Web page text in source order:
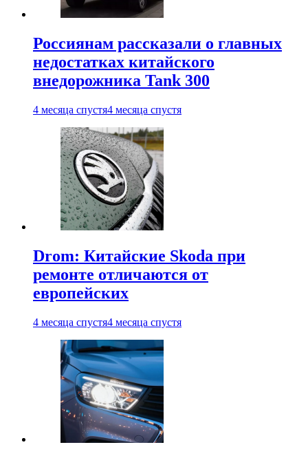
Россиянам рассказали о главных
недостатках китайского
внедорожника Tank 300
4 месяца спустя4 месяца спустя
Drom: Китайские Skoda при
ремонте отличаются от
европейских
4 месяца спустя4 месяца спустя